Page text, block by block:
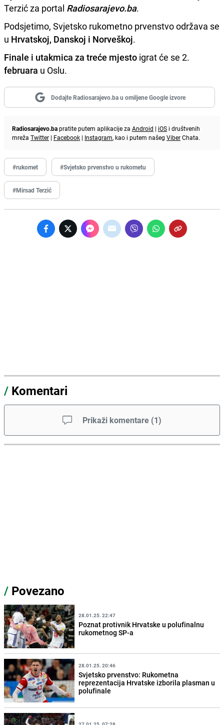
Terzić za portal Radiosarajevo.ba.
Podsjetimo, Svjetsko rukometno prvenstvo održava se
u Hrvatskoj, Danskoj i Norveškoj.
Finale i utakmica za treće mjesto igrat će se 2.
februara u Oslu.
Dodajte Radiosarajevo.ba u omiljene Google izvore
Radiosarajevo.bapratite putem aplikacije za Android | iOS i društvenih
mreža Twitter | Facebook | Instagram, kao i putem našeg ViberChata.
#rukomet #Svjetsko prvenstvo u rukometu
#Mirsad Terzić
/ Komentari
Prikaži komentare (1)
/ Povezano
28.01.25. 22:47
Poznat protivnik Hrvatske u polufinalnu
rukometnog SP-a
28.01.25. 20:46
Svjetsko prvenstvo: Rukometna
reprezentacija Hrvatske izborila plasman u
polufinale